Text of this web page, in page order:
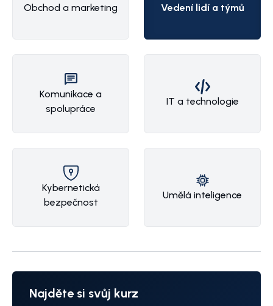
Obchod a marketing Vedení lidí a týmů
Komunikace a
spolupráce
IT a technologie
Kybernetická
bezpečnost
Umělá inteligence
Najděte si svůj kurz